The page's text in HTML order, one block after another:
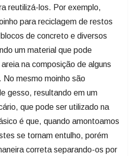
reutilizá-los. Por exemplo,
para reciclagem de restos
de concreto e diversos
um material que pode
na composição de alguns
mesmo moinho são
gesso, resultando em um
que pode ser utilizado na
é que, quando amontoamos
se tornam entulho, porém
correta separando-os por